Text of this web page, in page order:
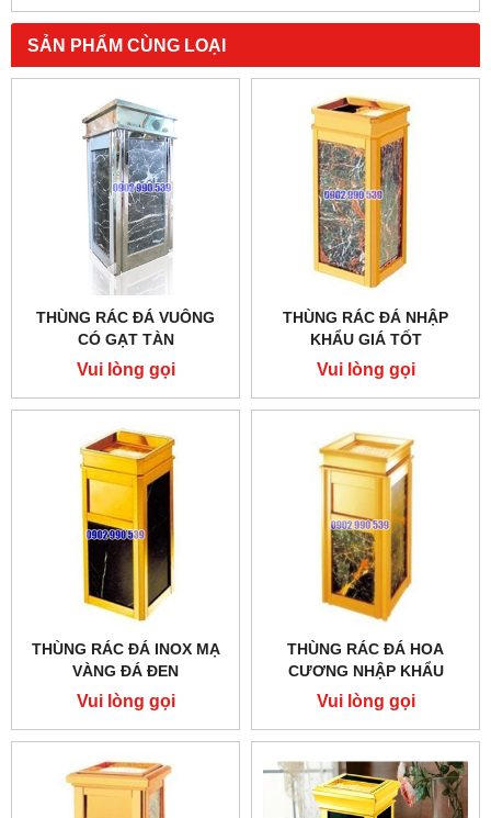
SẢN PHẨM CÙNG LOẠI
THÙNG RÁC ĐÁ VUÔNG
CÓ GẠT TÀN
Vui lòng gọi
THÙNG RÁC ĐÁ NHẬP
KHẨU GIÁ TỐT
Vui lòng gọi
THÙNG RÁC ĐÁ INOX MẠ
VÀNG ĐÁ ĐEN
Vui lòng gọi
THÙNG RÁC ĐÁ HOA
CƯƠNG NHẬP KHẨU
Vui lòng gọi